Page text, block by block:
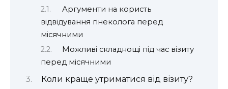
Аргументи на користь
відвідування гінеколога перед
місячними
Можливі складнощі під час візиту
перед місячними
Коли краще утриматися від візиту?